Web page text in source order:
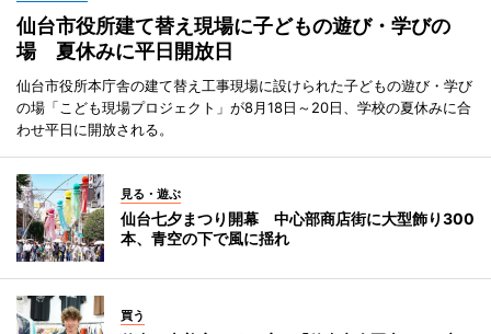
仙台市役所建て替え現場に子どもの遊び・学びの
場 夏休みに平日開放日
仙台市役所本庁舎の建て替え工事現場に設けられた子どもの遊び・学び
の場「こども現場プロジェクト」が8月18日～20日、学校の夏休みに合
わせ平日に開放される。
見る・遊ぶ
仙台七夕まつり開幕 中心部商店街に大型飾り300
本、青空の下で風に揺れ
買う